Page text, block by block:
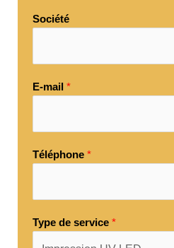
Société
E-mail *
Téléphone *
Type de service *